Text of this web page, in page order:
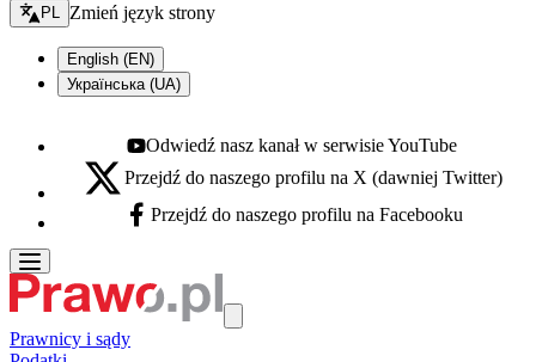
Zmień język - bieżący:
PL Zmień język strony
English (EN)
Українська (UA)
Youtube - otwiera się w nowej karcie
Odwiedź nasz kanał w serwisie YouTube
X - otwiera się w nowej karcie
Przejdź do naszego profilu na X (dawniej Twitter)
Facebook - otwiera się w nowej karcie
Przejdź do naszego profilu na Facebooku
Prawnicy i sądy